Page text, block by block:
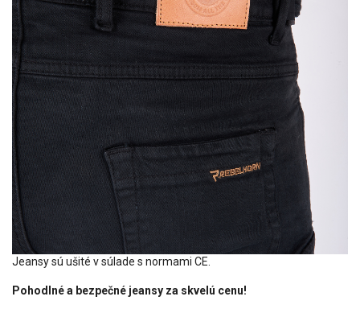
Jeansy sú ušité v súlade s normami CE.
Pohodlné a bezpečné jeansy za skvelú cenu!